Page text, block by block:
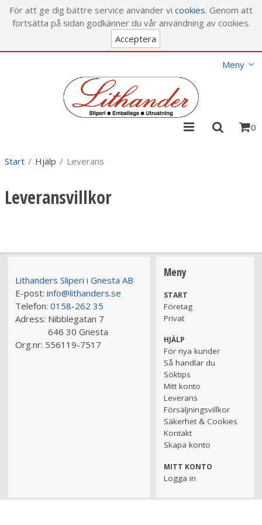
För att ge dig bättre service använder vi cookies. Genom att
fortsätta på sidan godkänner du vår användning av cookies.
Acceptera
Meny
0
Start / Hjälp / Leverans
Leveransvillkor
Lithanders Sliperi i Gnesta AB
E-post: info@lithanders.se
Telefon: 0158-262 35
Adress: Nibblegatan 7
646 30 Gnesta
Org.nr: 556119-7517
Meny
START
Företag
Privat
HJÄLP
För nya kunder
Så handlar du
Söktips
Mitt konto
Leverans
Försäljningsvillkor
Säkerhet & Cookies
Kontakt
Skapa konto
MITT KONTO
Logga in
Visa varukorgen Till kassan